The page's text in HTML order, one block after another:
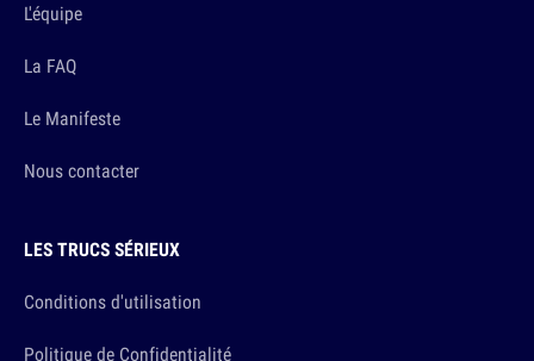
L'équipe
La FAQ
Le Manifeste
Nous contacter
LES TRUCS SÉRIEUX
Conditions d'utilisation
Politique de Confidentialité